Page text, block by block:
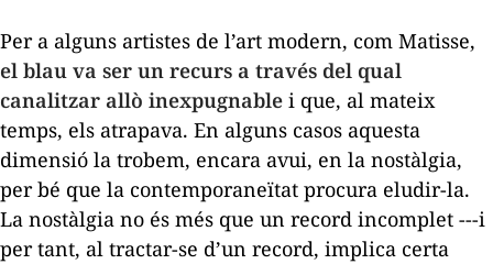
Per a alguns artistes de l’art modern, com Matisse,
el blau va ser un recurs a través del qual
canalitzar allò inexpugnable i que, al mateix
temps, els atrapava. En alguns casos aquesta
dimensió la trobem, encara avui, en la nostàlgia,
per bé que la contemporaneïtat procura eludir-la.
La nostàlgia no és més que un record incomplet ---i
per tant, al tractar-se d’un record, implica certa